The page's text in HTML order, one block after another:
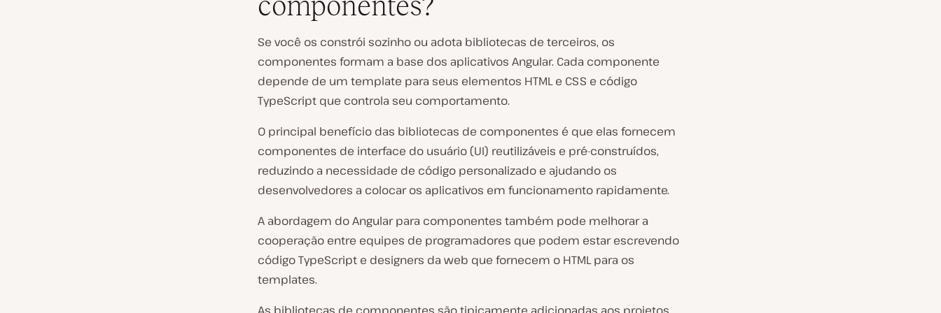
Se você os constrói sozinho ou adota bibliotecas de terceiros, os
componentes formam a base dos aplicativos Angular. Cada componente
depende de um template para seus elementos HTML e CSS e código
TypeScript que controla seu comportamento.
O principal benefício das bibliotecas de componentes é que elas fornecem
componentes de interface do usuário (UI) reutilizáveis e pré-construídos,
reduzindo a necessidade de código personalizado e ajudando os
desenvolvedores a colocar os aplicativos em funcionamento rapidamente.
A abordagem do Angular para componentes também pode melhorar a
cooperação entre equipes de programadores que podem estar escrevendo
código TypeScript e designers da web que fornecem o HTML para os
templates.